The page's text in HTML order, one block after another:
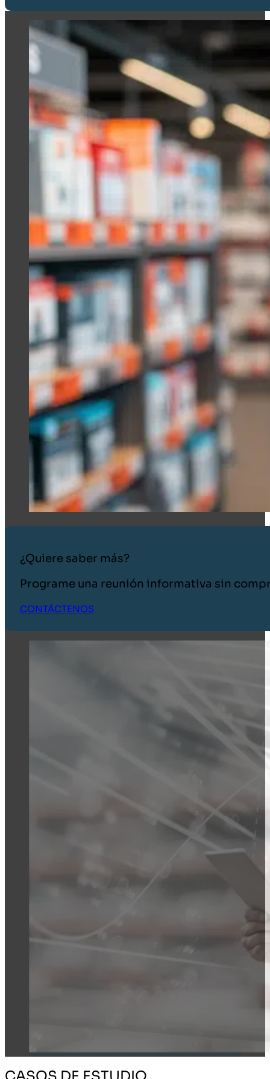
¿Quiere saber más?
Programe una reunión informativa sin
CONTÁCTENOS